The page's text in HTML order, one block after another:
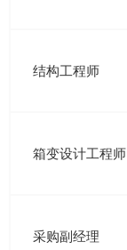
结构工程师
箱变设计工程师
采购副经理